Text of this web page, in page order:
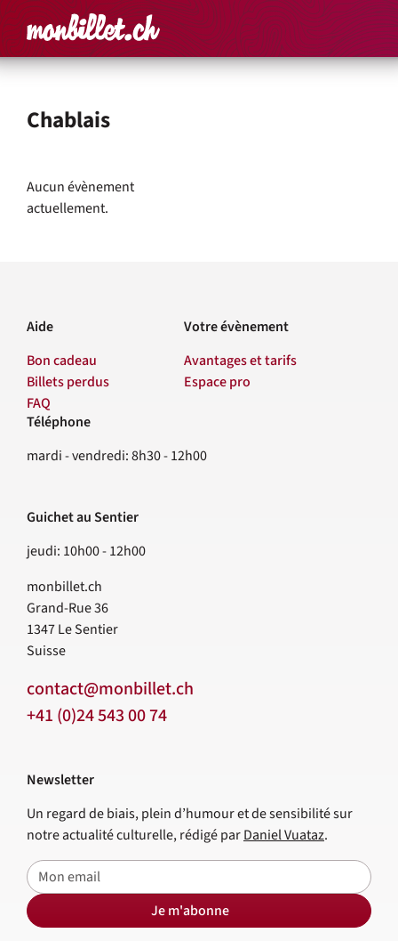
Accueil Rechercher un
Panier
Chablais
À l'affiche
Aucun évènement
actuellement.
Aide
Bon cadeau
Billets perdus
FAQ
Votre évènement
Avantages et tarifs
Espace pro
Contact
Téléphone
mardi - vendredi: 8h30 - 12h00
Guichet au Sentier
jeudi: 10h00 - 12h00
monbillet.ch
Grand-Rue 36
1347Le Sentier
Suisse
contact@monbillet.ch
+41 (0)24 543 00 74
Newsletter
Un regard de biais, plein d’humour et de sensibilité sur
notre actualité culturelle, rédigé parDaniel Vuataz.
E-mail
Je m'abonne